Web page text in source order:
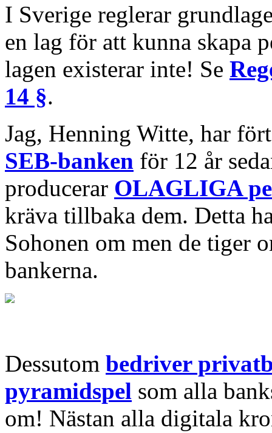
I Sverige reglerar
en lag för att kunna skapa
lagen existerar inte! Se
14 §.
Jag, Henning Witte, har
SEB-banken för 12 år
producerar OLAGLIGA
kräva tillbaka dem. Detta
Sohonen om men de tiger
bankerna.
Dessutom bedriver
pyramidspel som alla
om! Nästan alla digitala